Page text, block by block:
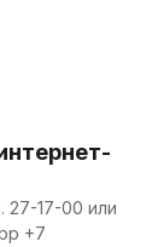
27-17-00 или
+7